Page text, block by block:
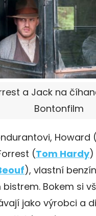
a Jack na
Bontonfilm
Howard (
(Tom Hardy)
), vlastní
Bokem si
jako výrobci a